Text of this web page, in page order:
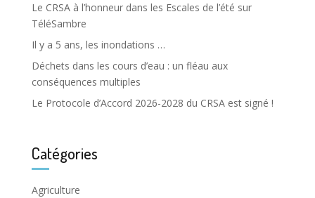
Le CRSA à l’honneur dans les Escales de l’été sur
TéléSambre
Il y a 5 ans, les inondations …
Déchets dans les cours d’eau : un fléau aux
conséquences multiples
Le Protocole d’Accord 2026-2028 du CRSA est signé !
Catégories
Agriculture